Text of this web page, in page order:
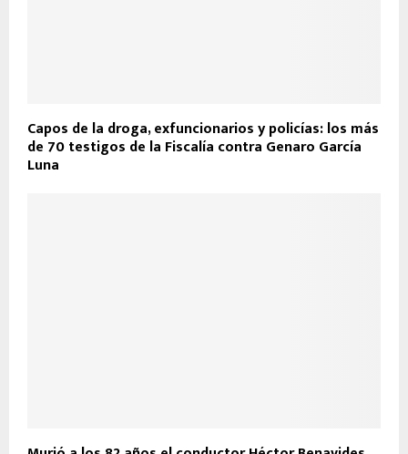
Capos de la droga, exfuncionarios y policías: los más
de 70 testigos de la Fiscalía contra Genaro García
Luna